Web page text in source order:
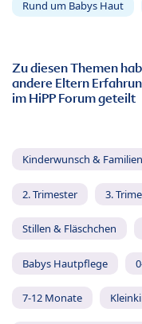
Rund um Babys Haut
Zu diesen Themen
andere Eltern
im HiPP Forum geteilt
Kinderwunsch &
2. Trimester 3.
Stillen & Fläschchen
Babys Hautpflege
7-12 Monate